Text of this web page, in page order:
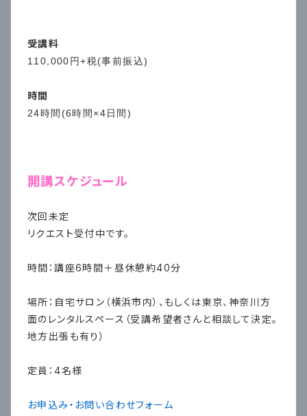
受講料
110,000円+税(事前振込)
時間
24時間(6時間×4日間)
開講スケジュール
次回未定
リクエスト受付中です。
時間：講座6時間＋昼休憩約40分
場所： 自宅サロン（横浜市内）、もしくは東京、神奈川方
面のレンタルスペース（受講希望者さんと相談して決定。
地方出張も有り）
定員：4名様
お申込み・お問い合わせフォーム